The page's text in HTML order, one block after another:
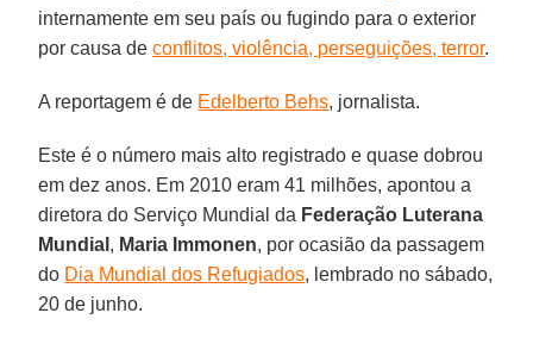
internamente em seu país ou fugindo para o exterior
por causa deconflitos, violência, perseguições, terror.
A reportagem é de Edelberto Behs, jornalista.
Este é o número mais alto registrado e quase dobrou
em dez anos. Em 2010 eram 41 milhões, apontou a
diretora do Serviço Mundial da Federação Luterana
Mundial , Maria Immonen, por ocasião da passagem
do Dia Mundial dos Refugiados, lembrado no sábado,
20 de junho.